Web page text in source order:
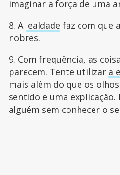
imaginar a força de uma
8. A lealdade faz com que
nobres.
9. Com frequência, as
parecem. Tente utilizar a
mais além do que os
sentido e uma explicação.
alguém sem conhecer o